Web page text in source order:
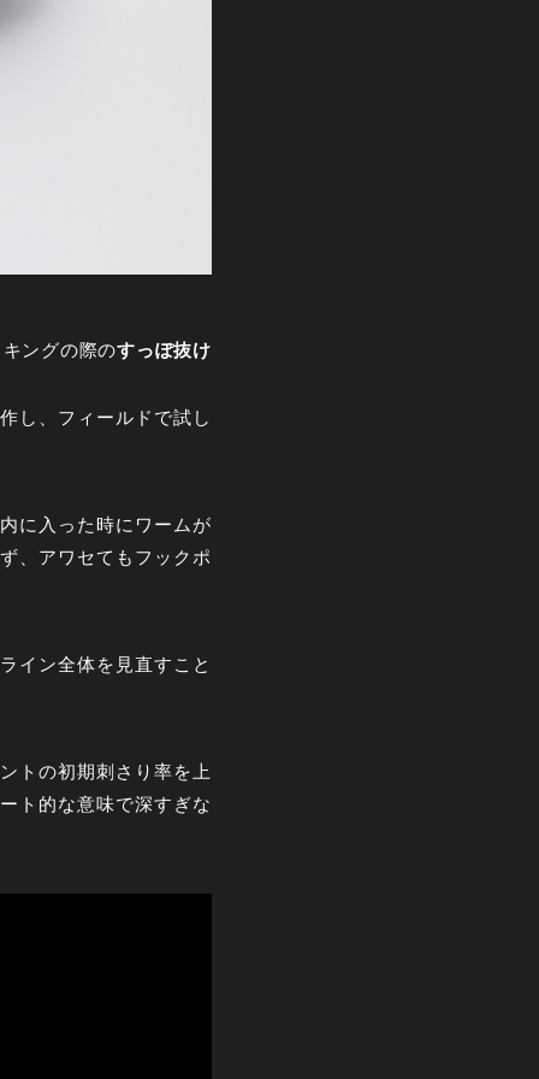
ングの際のすっぽ抜け
し、フィールドで試し
に入った時にワームが
、アワセてもフックポ
イン全体を見直すこと
トの初期刺さり率を上
ト的な意味で深すぎな